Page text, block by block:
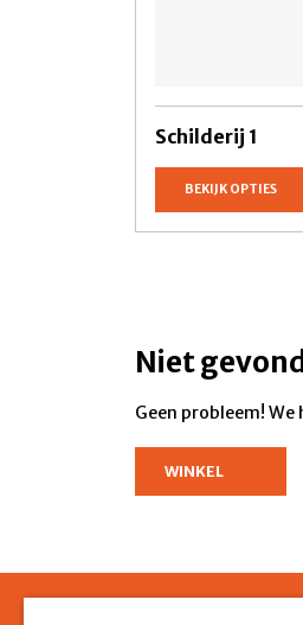
Schilderij 1
BEKIJK OPTIES
Niet
Geen probleem!
WINKEL